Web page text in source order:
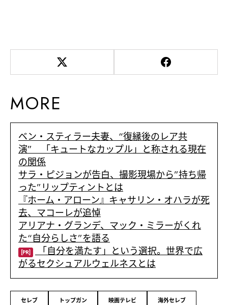
MORE
ベン・スティラー夫妻、“復縁後のレア共
演” 「キュートなカップル」と称される現在
の関係
サラ・ピジョンが告白、撮影現場から”持ち帰
った”リップティントとは
『ホーム・アローン』キャサリン・オハラが死
去、マコーレが追悼
アリアナ・グランデ、マック・ミラーがくれ
た“自分らしさ”を語る
[PR] 「自分を満たす」という選択。世界で広
がるセクシュアルウェルネスとは
セレブ トップガン 映画テレビ 海外セレブ